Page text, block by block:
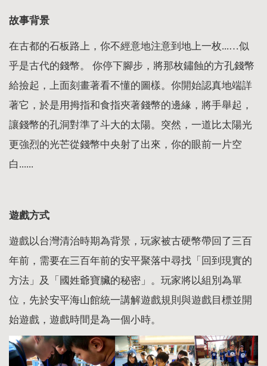
故事背景
在古都的石板路上，你不經意地注意到地上一枚...…似
乎是古代的錢幣。 你停下腳步，將那枚鏽蝕的方孔錢幣
給撿起，上面刻畫著看不懂的圖樣。你開始認真地端詳
著它，於是用拇指和食指夾著錢幣的邊緣，將手舉起，
讓錢幣的孔洞對準了斗大的太陽。突然，一道比太陽光
更強烈的光芒從錢幣中央射了出來，你的眼前一片空
白......
遊戲方式
遊戲以台灣清治時期為背景，玩家被古硬幣帶回了三百
年前，需要在三百年前的安平聚落中尋找「回到現實的
方法」及「國姓爺寶臟的秘密」。玩家將以組別為單
位，先於安平海山館統一講解遊戲規則與遊戲目標並開
始遊戲，遊戲時間是為一個小時。